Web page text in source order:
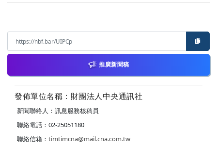
推廣新聞稿
發佈單位名稱：財團法人中央通訊社
新聞聯絡人：訊息服務核稿員
聯絡電話：02-25051180
聯絡信箱： timtimcna@mail.cna.com.tw